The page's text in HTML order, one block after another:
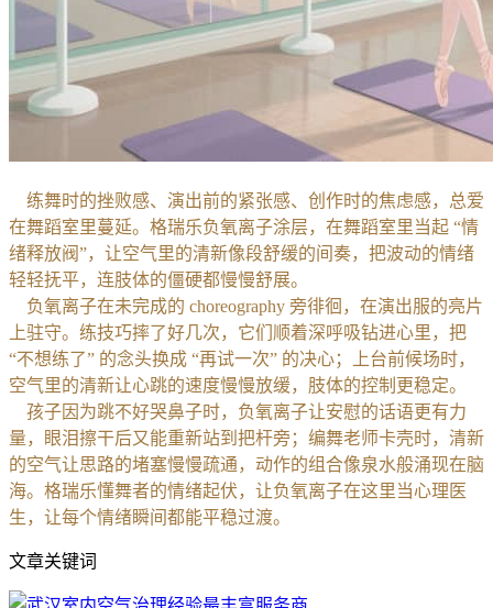
练舞时的挫败感、演出前的紧张感、创作时的焦虑感，总爱
在舞蹈室里蔓延。格瑞乐负氧离子涂层，在舞蹈室里当起 “情
绪释放阀”，让空气里的清新像段舒缓的间奏，把波动的情绪
轻轻抚平，连肢体的僵硬都慢慢舒展。
负氧离子在未完成的 choreography 旁徘徊，在演出服的亮片
上驻守。练技巧摔了好几次，它们顺着深呼吸钻进心里，把
“不想练了” 的念头换成 “再试一次” 的决心；上台前候场时，
空气里的清新让心跳的速度慢慢放缓，肢体的控制更稳定。
孩子因为跳不好哭鼻子时，负氧离子让安慰的话语更有力
量，眼泪擦干后又能重新站到把杆旁；编舞老师卡壳时，清新
的空气让思路的堵塞慢慢疏通，动作的组合像泉水般涌现在脑
海。格瑞乐懂舞者的情绪起伏，让负氧离子在这里当心理医
生，让每个情绪瞬间都能平稳过渡。
文章关键词